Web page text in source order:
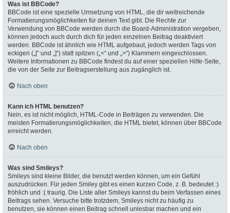
Was ist BBCode?
BBCode ist eine spezielle Umsetzung von HTML, die dir weitreichende
Formatierungsmöglichkeiten für deinen Text gibt. Die Rechte zur
Verwendung von BBCode werden durch die Board-Administration vergeben,
können jedoch auch durch dich für jeden einzelnen Beitrag deaktiviert
werden. BBCode ist ähnlich wie HTML aufgebaut, jedoch werden Tags von
eckigen („[“ und „]“) statt spitzen („<“ und „>“) Klammern eingeschlossen.
Weitere Informationen zu BBCode findest du auf einer speziellen Hilfe-Seite,
die von der Seite zur Beitragserstellung aus zugänglich ist.
Nach oben
Kann ich HTML benutzen?
Nein, es ist nicht möglich, HTML-Code in Beiträgen zu verwenden. Die
meisten Formatierungsmöglichkeiten, die HTML bietet, können über BBCode
erreicht werden.
Nach oben
Was sind Smileys?
Smileys sind kleine Bilder, die benutzt werden können, um ein Gefühl
auszudrücken. Für jeden Smiley gibt es einen kurzen Code, z. B. bedeutet :)
fröhlich und :( traurig. Die Liste aller Smileys kannst du beim Verfassen eines
Beitrags sehen. Versuche bitte trotzdem, Smileys nicht zu häufig zu
benutzen, sie können einen Beitrag schnell unlesbar machen und ein